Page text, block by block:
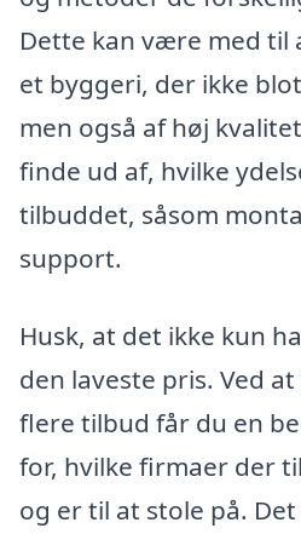
Dette kan være med til
et byggeri, der ikke
men også af høj
finde ud af, hvilke
tilbuddet, såsom
support.
Husk, at det ikke kun
den laveste pris. Ved
flere tilbud får du en
for, hvilke firmaer der
og er til at stole på.